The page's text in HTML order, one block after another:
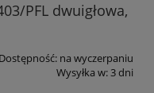
PFL dwuigłowa,
Dostępność: na wyczerpaniu
Wysyłka w:3 dni